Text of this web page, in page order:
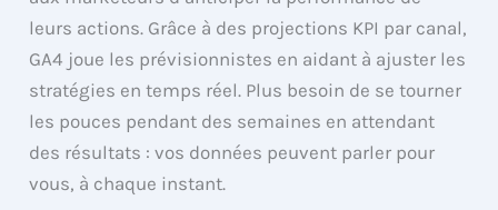
leurs actions. Grâce à des projections KPI par canal,
GA4 joue les prévisionnistes en aidant à ajuster les
stratégies en temps réel. Plus besoin de se tourner
les pouces pendant des semaines en attendant
des résultats : vos données peuvent parler pour
vous, à chaque instant.